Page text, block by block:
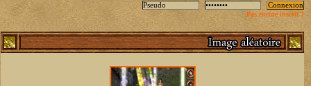
Pas encore inscrit ?